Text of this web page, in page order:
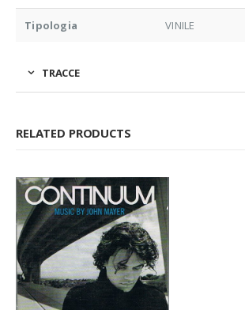
Tipologia VINILE
TRACCE
RELATED PRODUCTS